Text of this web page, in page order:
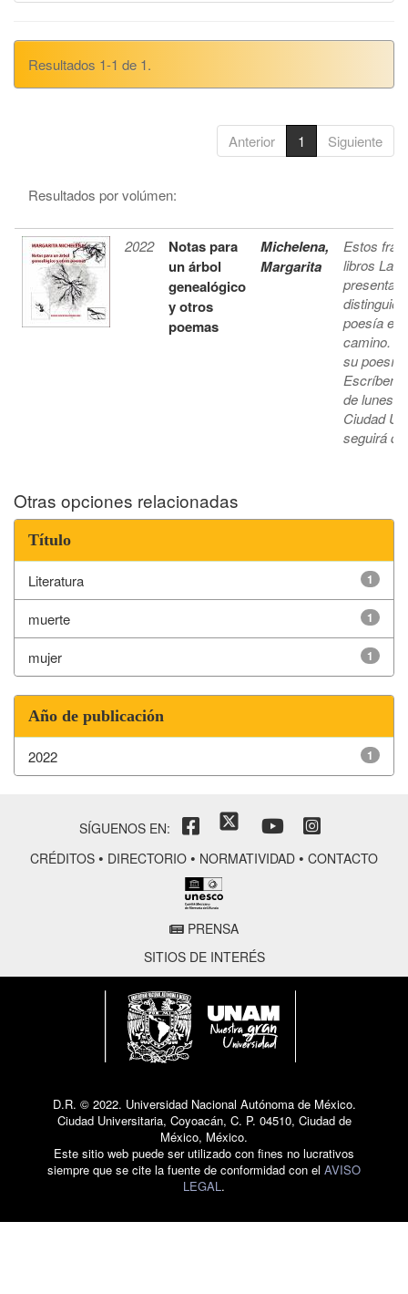
Resultados 1-1 de 1.
Anterior 1 Siguiente
Resultados por volúmen:
2022
Notas para
un árbol
genealógico
y otros
poemas
Michelena,
Margarita
Estos
libros
distinguió
poesía es
camino.
su poesía,
de lunes
Ciudad
seguirá
Otras opciones relacionadas
Título
1
Literatura
1
muerte
1
mujer
Año de publicación
1
2022
SÍGUENOS EN:
CRÉDITOS • DIRECTORIO • NORMATIVIDAD • CONTACTO
PRENSA
SITIOS DE INTERÉS
D.R. © 2022. Universidad Nacional Autónoma de México.
Ciudad Universitaria, Coyoacán, C. P. 04510, Ciudad de
México, México.
Este sitio web puede ser utilizado con fines no lucrativos
siempre que se cite la fuente de conformidad con el AVISO
LEGAL.